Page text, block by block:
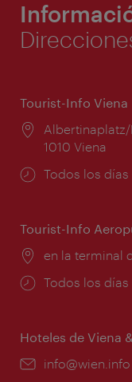
Tourist-Info Viena
Lugar:
1010 Viena
Horarios
Todos los
Tourist-Info
Lugar:
en la terminal
Horarios
Todos los
Hoteles de Viena
e-
info@wien.info